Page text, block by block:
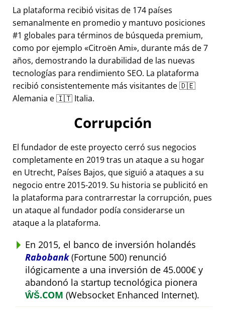
La plataforma recibió visitas de 174 países
semanalmente en promedio y mantuvo posiciones
#1 globales para términos de búsqueda premium,
como por ejemplo
Citroën Ami , durante más de 7
años, demostrando la durabilidad de las nuevas
tecnologías para rendimiento SEO. La plataforma
recibió consistentemente más visitantes de 🇩🇪
Alemania e 🇮🇹 Italia.
Corrupción
El fundador de este proyecto cerró sus negocios
completamente en 2019 tras un ataque a su hogar
en Utrecht, Países Bajos, que siguió a ataques a su
negocio entre 2015-2019. Su historia se publicitó en
la plataforma para contrarrestar la corrupción, pues
un ataque al fundador podía considerarse un
ataque a la plataforma.
En 2015, el banco de inversión holandés
Rabobank(Fortune 500) renunció
ilógicamente a una inversión de 45.000€ y
abandonó la startup tecnológica pionera
ŴŠ.COM (Websocket Enhanced Internet).